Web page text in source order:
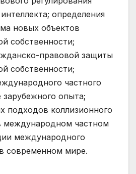
определения
новых объектов
собственности;
правовой защиты
собственности;
частного
зарубежного опыта;
подходов коллизионного
международном частном
международного
современном мире.